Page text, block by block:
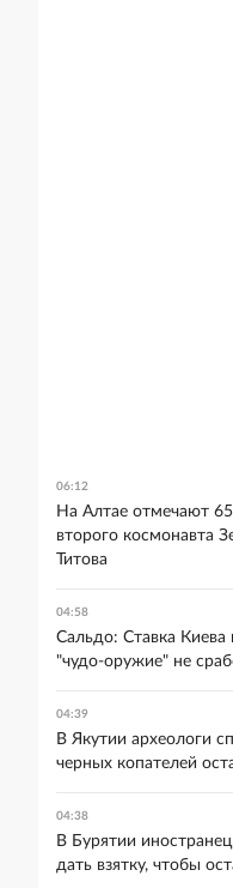
06:12
На Алтае отмечают
второго космонавта
Титова
04:58
Сальдо: Ставка Киева
"чудо-оружие" не
04:39
В Якутии археологи
черных копателей
04:38
В Бурятии
дать взятку, чтобы